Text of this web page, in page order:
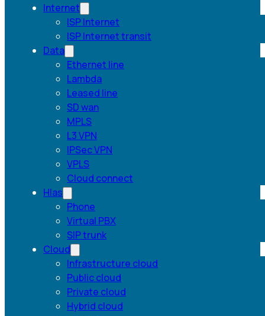
Internet
ISP Internet
ISP Internet transit
Data
Ethernet line
Lambda
Leased line
SD wan
MPLS
L3 VPN
IPSec VPN
VPLS
Cloud connect
Hlas
Phone
Virtual PBX
SIP trunk
Cloud
Infrastructure cloud
Public cloud
Private cloud
Hybrid cloud